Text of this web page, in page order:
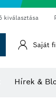
kiválasztása
Saját
Hírek &